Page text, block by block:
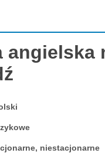
angielska
nie­sta­cjo­nar­ne